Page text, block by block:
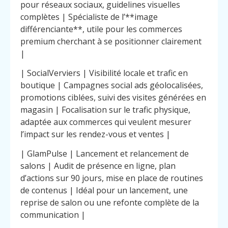
pour réseaux sociaux, guidelines visuelles
complètes | Spécialiste de l’**image
différenciante**, utile pour les commerces
premium cherchant à se positionner clairement
|
| SocialVerviers | Visibilité locale et trafic en
boutique | Campagnes social ads géolocalisées,
promotions ciblées, suivi des visites générées en
magasin | Focalisation sur le trafic physique,
adaptée aux commerces qui veulent mesurer
l’impact sur les rendez-vous et ventes |
| GlamPulse | Lancement et relancement de
salons | Audit de présence en ligne, plan
d’actions sur 90 jours, mise en place de routines
de contenus | Idéal pour un lancement, une
reprise de salon ou une refonte complète de la
communication |